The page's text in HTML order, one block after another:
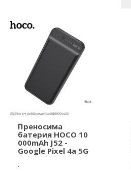
Преносима
батерия HOCO 10
000mAh J52 -
Google Pixel 4a 5G
..